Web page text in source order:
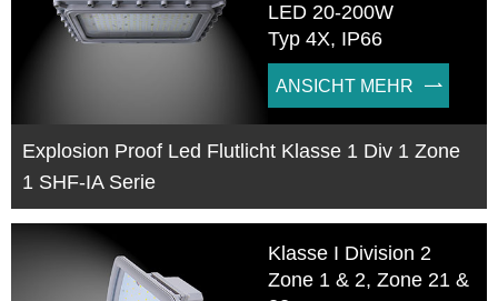
LED 20-200W
Typ 4X, IP66
ANSICHT MEHR 
Explosion Proof Led Flutlicht Klasse 1 Div 1 Zone
1 SHF-IA Serie
Klasse I Division 2
Zone 1 & 2, Zone 21 &